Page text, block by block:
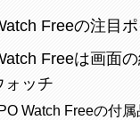
Freeの注目ポ
Freeは画面
ォッチ
Watch Freeの付属